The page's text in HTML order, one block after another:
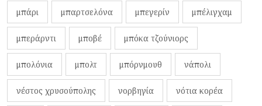
μπάρι μπαρτσελόνα μπεγερίν μπέλιγχαμ
μπεράρντι μποβέ μπόκα τζούνιορς
μπολόνια μπολτ μπόρνμουθ νάπολι
νέστος χρυσούπολης νορβηγία νότια κορέα